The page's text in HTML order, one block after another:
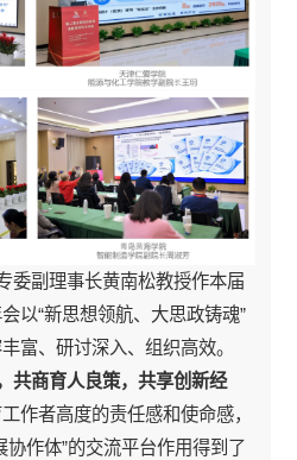
副理事长黄南松教授作本届
以“新思想领航、大思政铸魂”
富、研讨深入、组织高效。
商育人良策，共享创新经
作者高度的责任感和使命感，
协作体”的交流平台作用得到了